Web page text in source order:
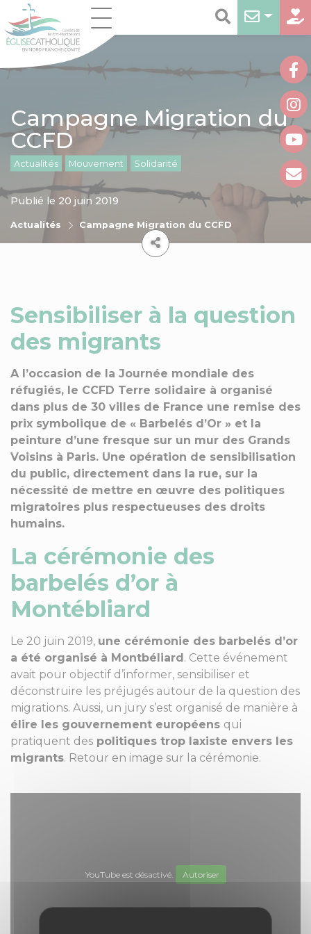
Campagne Migration du
CCFD
Actualités Mouvement Solidarité
Actualités Campagne Migration du CCFD
Publié le 20 juin 2019
Sensibiliser à la question
des migrants
A l’occasion de la Journée mondiale des
réfugiés, le CCFD Terre solidaire à organisé
dans plus de 30 villes de France une remise des
prix symbolique de « Barbelés d’Or » et la
peinture d’une fresque sur un mur des Grands
Voisins à Paris. Une opération de sensibilisation
du public, directement dans la rue, sur la
nécessité de mettre en œuvre des politiques
migratoires plus respectueuses des droits
humains.
La cérémonie des
barbelés d’or à
Montébliard
Le 20 juin 2019, une cérémonie des barbelés d’or
a été organisé à Montbéliard. Cette événement
avait pour objectif d’informer, sensibiliser et
déconstruire les préjugés autour de la question des
migrations. Aussi, un jury s’est organisé de manière à
élire les gouvernement européens qui
pratiquent des politiques trop laxiste envers les
migrants. Retour en image sur la cérémonie.
YouTube est désactivé. Autoriser